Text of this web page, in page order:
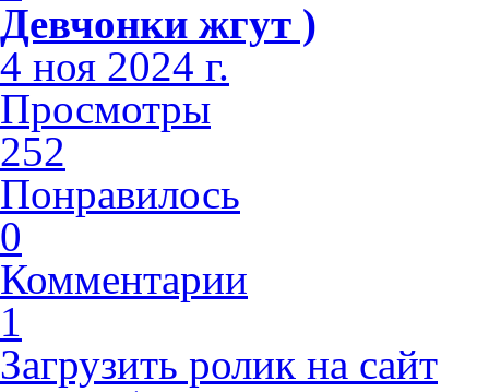
Девчонки жгут )
4 ноя 2024 г.
Просмотры
252
Понравилось
0
Комментарии
1
Загрузить ролик на сайт